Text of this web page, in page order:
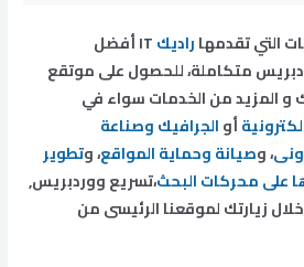
التي تقدمهاراديك
IT أفضل
متكاملة، للحصول على موتقع
و المزيد من الخدمات سواء في
أوالجرافيك وصناعة
، وصيانة وحماية المواقع، وتطوير
على محركات البحث،تسريع ووردبريس,
زيارتك لموقعنا الرئيسى من